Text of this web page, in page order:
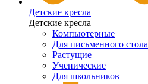
Детские кресла
Детские кресла
Компьютерные
Для письменного стола
Растущие
Ученические
Для школьников